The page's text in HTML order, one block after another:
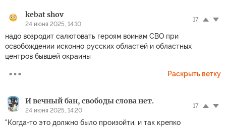
kebat shov
24 июня 2025, 14:10
17
надо возродит салютовать героям воинам СВО при
освобождении исконно русских областей и областных
центров бывшей окраины
Раскрыть ветку
И вечный бан, свободы слова нет.
24 июня 2025, 14:20
17
"Когда-то это должно было произойти, и так крепко